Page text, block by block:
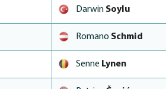
Darwin Soylu
Romano Schmid
Senne Lynen